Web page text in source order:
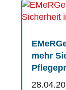
mehr